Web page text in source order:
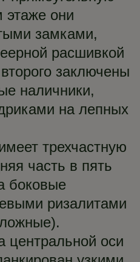
они
замками,
расшивкой
заключены
наличники,
на лепных
трехчастную
часть в пять
боковые
ризалитами
центральной оси